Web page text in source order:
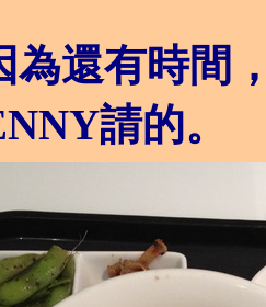
為還有時間
請的。